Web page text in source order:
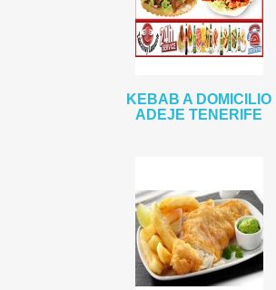
KEBAB A DOMICILIO
ADEJE TENERIFE